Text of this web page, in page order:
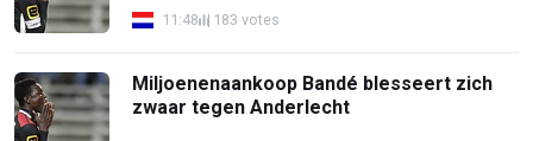
11:48 183 votes
Miljoenenaankoop Bandé blesseert zich
zwaar tegen Anderlecht